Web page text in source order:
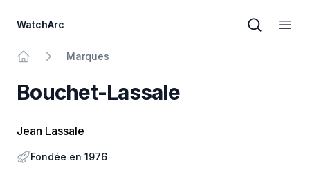
WatchArc
Marques
Bouchet-Lassale
Jean Lassale
Fondée en 1976